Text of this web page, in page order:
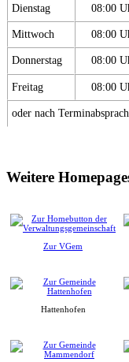
Dienstag 08:00
Mittwoch 08:00
Donnerstag 08:00
Freitag 08:00
oder nach
Weitere
Zur VGem
Hattenhofen